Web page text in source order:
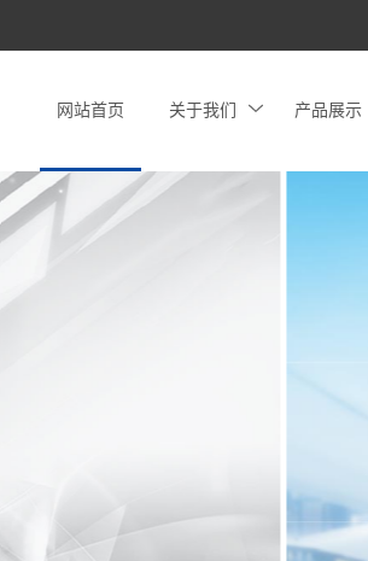
网站首页 关于我们 产品展示